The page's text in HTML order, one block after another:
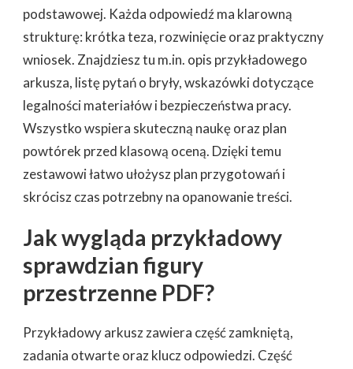
podstawowej. Każda odpowiedź ma klarowną
strukturę: krótka teza, rozwinięcie oraz praktyczny
wniosek. Znajdziesz tu m.in. opis przykładowego
arkusza, listę pytań o bryły, wskazówki dotyczące
legalności materiałów i bezpieczeństwa pracy.
Wszystko wspiera skuteczną naukę oraz plan
powtórek przed klasową oceną. Dzięki temu
zestawowi łatwo ułożysz plan przygotowań i
skrócisz czas potrzebny na opanowanie treści.
Jak wygląda przykładowy
sprawdzian figury
przestrzenne PDF?
Przykładowy arkusz zawiera część zamkniętą,
zadania otwarte oraz klucz odpowiedzi. Część